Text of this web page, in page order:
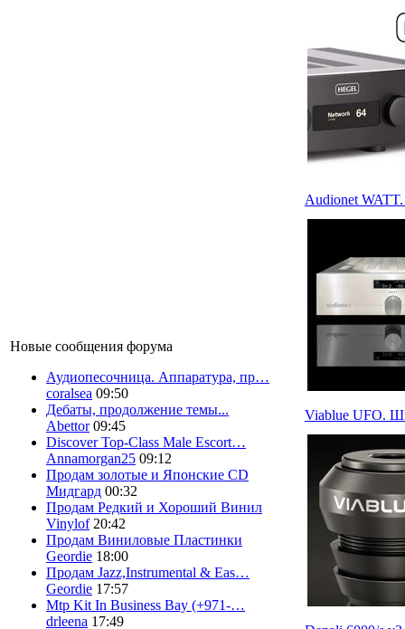
Новые сообщения форума
Аудиопесочница. Аппаратура, пр…
coralsea 09:50
Дебаты, продолжение темы...
Abettor 09:45
Discover Top-Class Male Escort…
Annamorgan25 09:12
Продам золотые и Японские CD
Мидгард 00:32
Продам Редкий и Хороший Винил
Vinylof 20:42
Продам Виниловые Пластинки
Geordie 18:00
Продам Jazz,Instrumental & Eas…
Geordie 17:57
Mtp Kit In Business Bay (+971-…
drleena 17:49
Audionet
Viablue UFO.